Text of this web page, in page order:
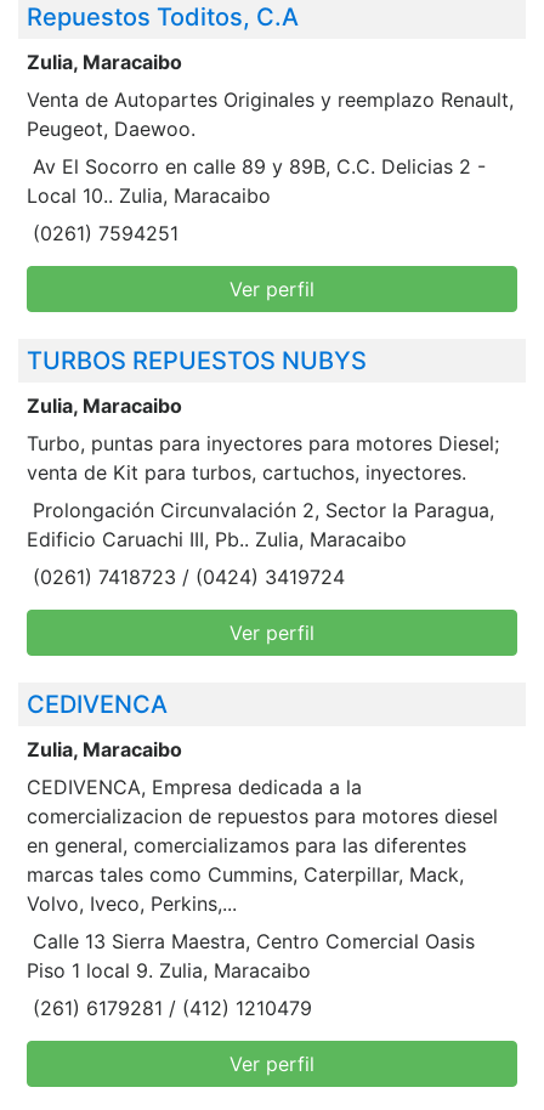
Repuestos Toditos, C.A
Zulia, Maracaibo
Venta de Autopartes Originales y reemplazo Renault,
Peugeot, Daewoo.
Av El Socorro en calle 89 y 89B, C.C. Delicias 2 -
Local 10.. Zulia, Maracaibo
(0261) 7594251
Ver perfil
TURBOS REPUESTOS NUBYS
Zulia, Maracaibo
Turbo, puntas para inyectores para motores Diesel;
venta de Kit para turbos, cartuchos, inyectores.
Prolongación Circunvalación 2, Sector la Paragua,
Edificio Caruachi III, Pb.. Zulia, Maracaibo
(0261) 7418723 / (0424) 3419724
Ver perfil
CEDIVENCA
Zulia, Maracaibo
CEDIVENCA, Empresa dedicada a la
comercializacion de repuestos para motores diesel
en general, comercializamos para las diferentes
marcas tales como Cummins, Caterpillar, Mack,
Volvo, Iveco, Perkins,...
Calle 13 Sierra Maestra, Centro Comercial Oasis
Piso 1 local 9. Zulia, Maracaibo
(261) 6179281 / (412) 1210479
Ver perfil